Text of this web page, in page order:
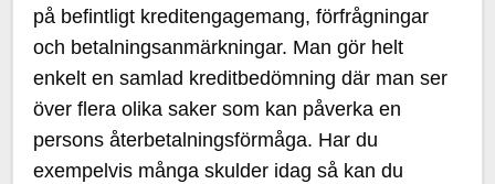
på befintligt kreditengagemang, förfrågningar
och betalningsanmärkningar. Man gör helt
enkelt en samlad kreditbedömning där man ser
över flera olika saker som kan påverka en
persons återbetalningsförmåga. Har du
exempelvis många skulder idag så kan du